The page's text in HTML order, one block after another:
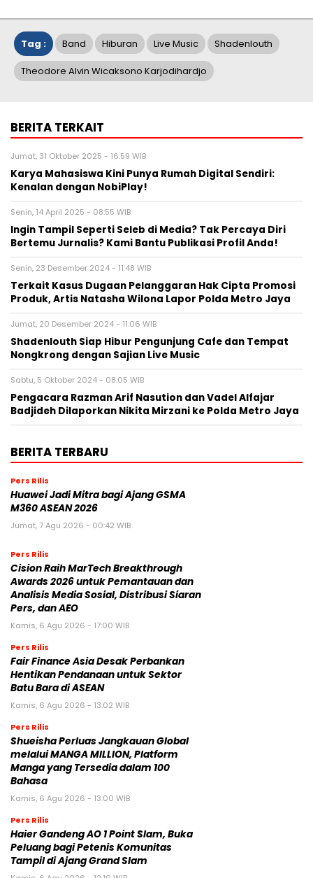
Tag : Band Hiburan Live Music Shadenlouth
Theodore Alvin Wicaksono Karjodihardjo
BERITA TERKAIT
Jumat, 31 Oktober 2025 - 16:59 WIB
Karya Mahasiswa Kini Punya Rumah Digital Sendiri:
Kenalan dengan NobiPlay!
Senin, 14 April 2025 - 08:55 WIB
Ingin Tampil Seperti Seleb di Media? Tak Percaya Diri
Bertemu Jurnalis? Kami Bantu Publikasi Profil Anda!
Senin, 23 Desember 2024 - 11:48 WIB
Terkait Kasus Dugaan Pelanggaran Hak Cipta Promosi
Produk, Artis Natasha Wilona Lapor Polda Metro Jaya
Jumat, 20 Desember 2024 - 11:06 WIB
Shadenlouth Siap Hibur Pengunjung Cafe dan Tempat
Nongkrong dengan Sajian Live Music
Sabtu, 5 Oktober 2024 - 08:05 WIB
Pengacara Razman Arif Nasution dan Vadel Alfajar
Badjideh Dilaporkan Nikita Mirzani ke Polda Metro Jaya
BERITA TERBARU
Pers Rilis
Huawei Jadi Mitra bagi Ajang GSMA
M360 ASEAN 2026
Jumat, 7 Agu 2026 - 00:42 WIB
Pers Rilis
Cision Raih MarTech Breakthrough
Awards 2026 untuk Pemantauan dan
Analisis Media Sosial, Distribusi Siaran
Pers, dan AEO
Kamis, 6 Agu 2026 - 17:00 WIB
Pers Rilis
Fair Finance Asia Desak Perbankan
Hentikan Pendanaan untuk Sektor
Batu Bara di ASEAN
Kamis, 6 Agu 2026 - 13:02 WIB
Pers Rilis
Shueisha Perluas Jangkauan Global
melalui MANGA MILLION, Platform
Manga yang Tersedia dalam 100
Bahasa
Kamis, 6 Agu 2026 - 13:00 WIB
Pers Rilis
Haier Gandeng AO 1 Point Slam, Buka
Peluang bagi Petenis Komunitas
Tampil di Ajang Grand Slam